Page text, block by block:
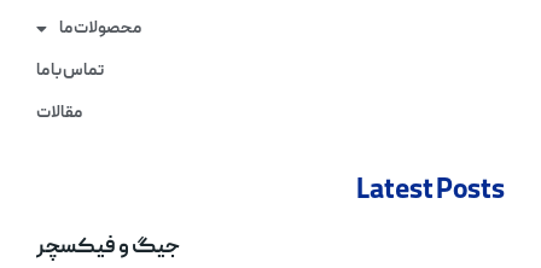
محصولات ما
تماس با ما
مقالات
Latest Posts
جیگ و فیکسچر